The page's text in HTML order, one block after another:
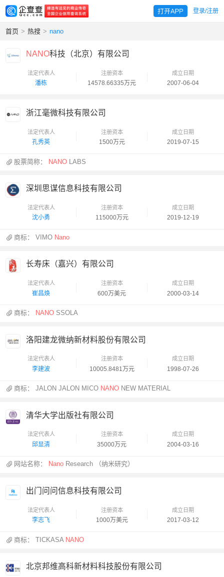
登录/注册
首页 > 热搜 > nano
NANO科技（北京）有限公司
法定代表人
潘栋
注册资本
14578.66335万元
成立日期
2007-06-04
浙江毫微科技有限公司
法定代表人
孔秀英
注册资本
1500万元
成立日期
2019-07-15
股票简称： NANO LABS
深圳思谋信息科技有限公司
法定代表人
沈小勇
注册资本
115000万元
成立日期
2019-12-19
商标：VIMO Nano
长寿床（嘉兴）有限公司
法定代表人
崔昌焕
注册资本
600万美元
成立日期
2000-03-14
商标： NANO SSOLA
洛阳建龙微纳新材料股份有限公司
法定代表人
李建波
注册资本
10005.8481万元
成立日期
1998-07-26
商标：JALON JALON MICO NANO NEW MATERIAL
清华大学出版社有限公司
法定代表人
邱显清
注册资本
35000万元
成立日期
2004-03-16
网站名称： Nano Research （纳米研究）
出门问问信息科技有限公司
法定代表人
李志飞
注册资本
1000万美元
成立日期
2017-03-12
商标：TICKASA NANO
北京邦维高科新材料科技股份有限公司